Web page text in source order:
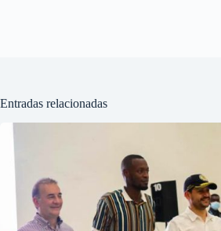
Entradas relacionadas